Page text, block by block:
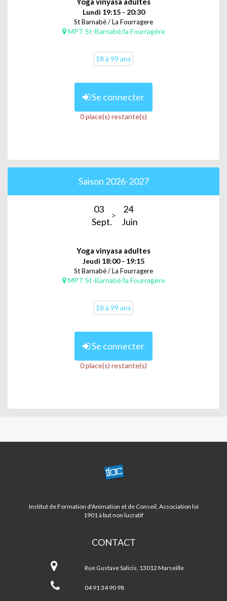
Lundi 19:15 - 20:30
St Barnabé / La Fourragere
MPT St-Barnabé/la Fourragère
18 à 99 ans
Se connecter
0 place(s) restante(s)
Saison 2026-2027
03
Sept.
24
Juin
Yoga vinyasa adultes
Jeudi 18:00 - 19:15
St Barnabé / La Fourragere
MPT St-Barnabé/la Fourragère
18 à 99 ans
Se connecter
0 place(s) restante(s)
CENTRE
ST
Institut de Formation d'Animation et de Conseil, Association loi
1901 à but non lucratif
CONTACT
BARNABE/LA
FOURRAGERE
Rue Gustave Salicis, 13012 Marseille
04 91 34 90 98